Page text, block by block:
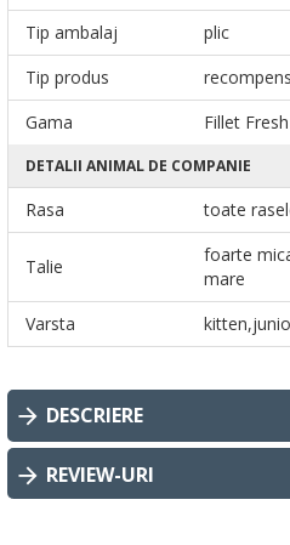
Tip ambalaj
plic
Tip produs
Gama
Fillet Fresh
DETALII ANIMAL DE COMPANIE
Rasa toate
Talie
foarte
mare
Varsta
DESCRIERE
REVIEW-URI